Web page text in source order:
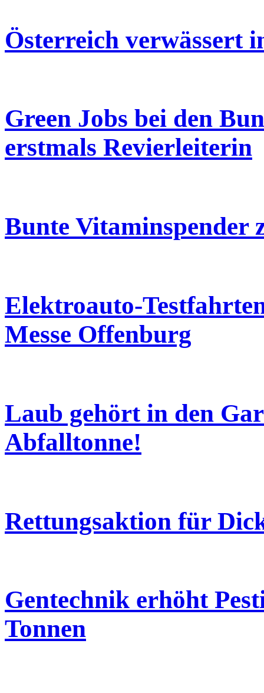
Österreich verwässert
Green Jobs bei den
erstmals Revierleiterin
Bunte Vitaminspender
Elektroauto-
Messe Offenburg
Laub gehört in den
Abfalltonne!
Rettungsaktion für
Gentechnik erhöht
Tonnen